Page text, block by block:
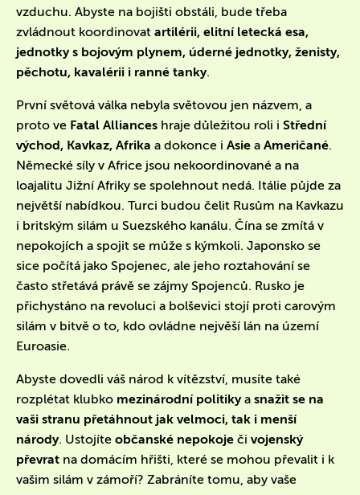
vzduchu. Abyste na bojišti obstáli, bude třeba
zvládnout koordinovat artilérii, elitní letecká esa,
jednotky s bojovým plynem, úderné jednotky, ženisty,
pěchotu, kavalérii i ranné tanky.
První světová válka nebyla světovou jen názvem, a
proto ve Fatal Alliances hraje důležitou roli i Střední
východ, Kavkaz, Afrika a dokonce i Asie a Američané.
Německé síly v Africe jsou nekoordinované a na
loajalitu Jižní Afriky se spolehnout nedá. Itálie půjde za
největší nabídkou. Turci budou čelit Rusům na Kavkazu
i britským silám u Suezského kanálu. Čína se zmítá v
nepokojích a spojit se může s kýmkoli. Japonsko se
sice počítá jako Spojenec, ale jeho roztahování se
často střetává právě se zájmy Spojenců. Rusko je
přichystáno na revoluci a bolševici stojí proti carovým
silám v bitvě o to, kdo ovládne nejvěší lán na území
Euroasie.
Abyste dovedli váš národ k vítězství, musíte také
rozplétat klubko mezinárodní politikya snažit se na
vaši stranu přetáhnout jak velmoci, tak i menší
národy. Ustojíte občanské nepokoje či vojenský
převrat na domácím hřišti, které se mohou převalit i k
vašim silám v zámoří? Zabráníte tomu, aby vaše